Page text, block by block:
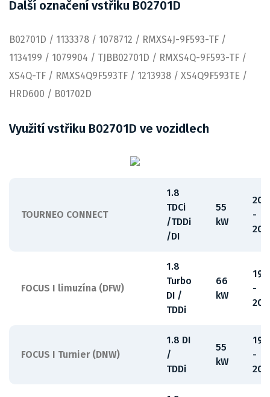
Další označení vstřiku B02701D
B02701D / 1133378 / 1078712 / RMXS4J-9F593-TF /
1134199 / 1079904 / TJBB02701D / RMXS4Q-9F593-TF /
XS4Q-TF / RMXS4Q9F593TF / 1213938 / XS4Q9F593TE /
HRD600 / B01702D
Využití vstřiku B02701D ve vozidlech
TOURNEO CONNECT
1.8
TDCi
/TDDi
/DI
55
kW
-
FOCUS I limuzína (DFW)
1.8
Turbo
DI /
TDDi
66
kW
-
FOCUS I Turnier (DNW)
1.8 DI
/
TDDi
55
kW
-